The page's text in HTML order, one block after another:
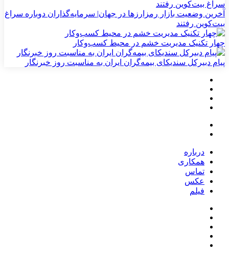
آخرین وضعیت بازار رمزارزها در جهان| سرمایه‌گذاران دوباره سراغ
بیت‌کوین رفتند
چهار تکنیک مدیریت خشم در محیط کسب‌وکار
پیام دبیرکل سندیکای بیمه‌گران ایران به مناسبت روز خبرنگار
درباره
همکاری
تماس
عکس
فیلم